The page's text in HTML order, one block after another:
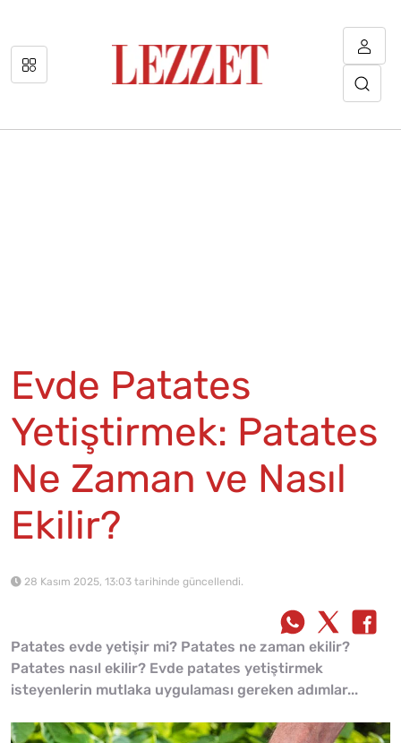
Evde Patates
Yetiştirmek: Patates
Ne Zaman ve Nasıl
Ekilir?
28 Kasım 2025, 13:03 tarihinde güncellendi.
Patates evde yetişir mi? Patates ne zaman ekilir?
Patates nasıl ekilir? Evde patates yetiştirmek
isteyenlerin mutlaka uygulaması gereken adımlar...